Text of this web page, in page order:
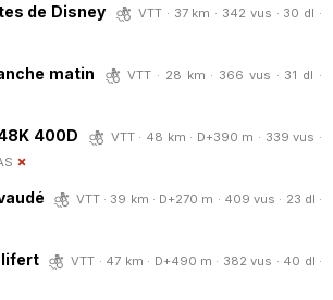
de Disney
VTT · 37 km · 342 vus · 30 dl ·
matin
VTT · 28 km · 366 vus · 31 dl ·
400D
VTT · 48 km · D+390 m · 339 vus ·
VTT · 39 km · D+270 m · 409 vus · 23 dl ·
VTT · 47 km · D+490 m · 382 vus · 40 dl ·